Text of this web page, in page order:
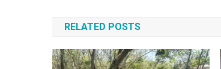
pos
RELATED POSTS